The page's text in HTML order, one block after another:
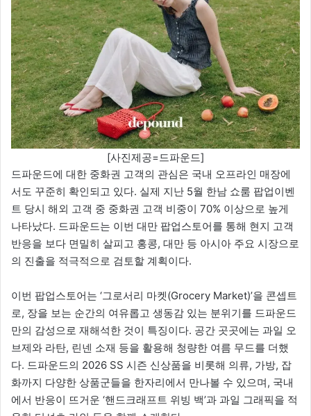
[사진제공=드파운드]
드파운드에 대한 중화권 고객의 관심은 국내 오프라인 매장에
서도 꾸준히 확인되고 있다. 실제 지난 5월 한남 쇼룸 팝업이벤
트 당시 해외 고객 중 중화권 고객 비중이 70% 이상으로 높게
나타났다. 드파운드는 이번 대만 팝업스토어를 통해 현지 고객
반응을 보다 면밀히 살피고 홍콩, 대만 등 아시아 주요 시장으로
의 진출을 적극적으로 검토할 계획이다.
이번 팝업스토어는 ‘그로서리 마켓(Grocery Market)’을 콘셉트
로, 장을 보는 순간의 여유롭고 생동감 있는 분위기를 드파운드
만의 감성으로 재해석한 것이 특징이다. 공간 곳곳에는 과일 오
브제와 라탄, 린넨 소재 등을 활용해 청량한 여름 무드를 더했
다. 드파운드의 2026 SS 시즌 신상품을 비롯해 의류, 가방, 잡
화까지 다양한 상품군들을 한자리에서 만나볼 수 있으며, 국내
에서 반응이 뜨거운 ‘핸드크래프트 위빙 백’과 과일 그래픽을 적